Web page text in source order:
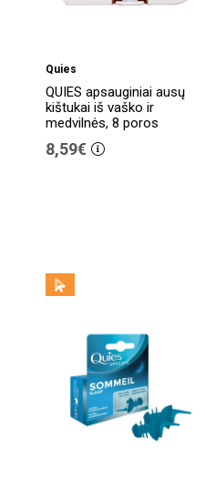
Quies
QUIES apsauginiai ausų
kištukai iš vaško ir
medvilnės, 8 poros
8,59€